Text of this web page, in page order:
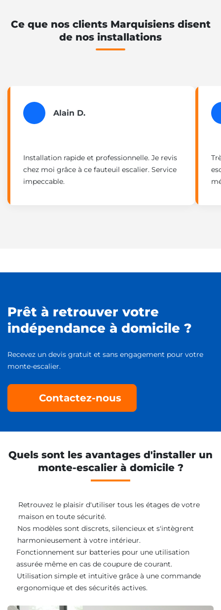
Ce que nos clients Marquisiens disent
de nos installations
Alain D.
Installation rapide et professionnelle. Je revis
chez moi grâce à ce fauteuil escalier. Service
impeccable.
Prêt à retrouver votre
indépendance à domicile ?
Recevez un devis gratuit et sans engagement pour votre
monte-escalier.
Contactez-nous
Quels sont les avantages d'installer un
monte-escalier à domicile ?
Retrouvez le plaisir d'utiliser tous les étages de votre
maison en toute sécurité.
Nos modèles sont discrets, silencieux et s'intègrent
harmonieusement à votre intérieur.
Fonctionnement sur batteries pour une utilisation
assurée même en cas de coupure de courant.
Utilisation simple et intuitive grâce à une commande
ergonomique et des sécurités actives.